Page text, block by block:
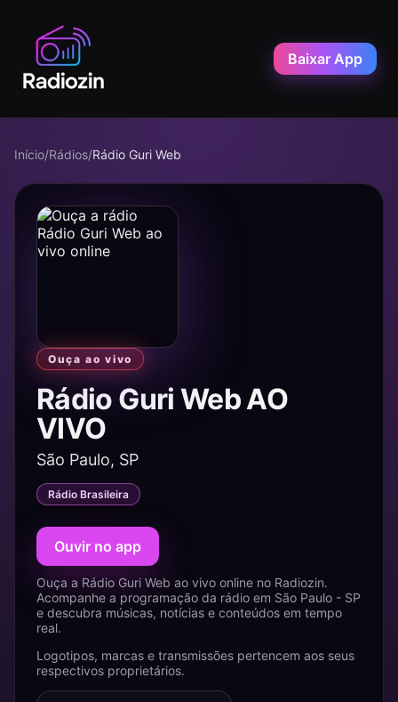
Baixar App
Início/Rádios/Rádio Guri Web
Ouça ao vivo
Rádio Guri Web AO
VIVO
São Paulo, SP
Rádio Brasileira
Ouvir no app
Ouça a Rádio Guri Web ao vivo online no Radiozin.
Acompanhe a programação da rádio em São Paulo - SP
e descubra músicas, notícias e conteúdos em tempo
real.
Logotipos, marcas e transmissões pertencem aos seus
respectivos proprietários.